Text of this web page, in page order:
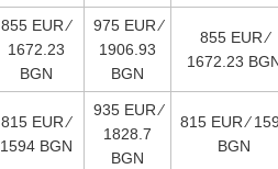
855 EUR ∕
1672.23
BGN
975 EUR ∕
1906.93
BGN
855 EUR ∕
1672.23
815 EUR ∕
1594 BGN
935 EUR ∕
1828.7
BGN
815 EUR ∕
BGN